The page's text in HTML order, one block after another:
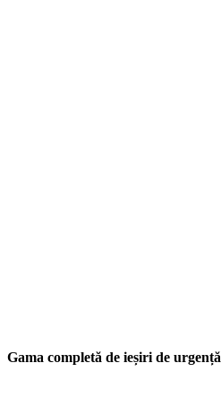
Gama completă de ieșiri de urgență